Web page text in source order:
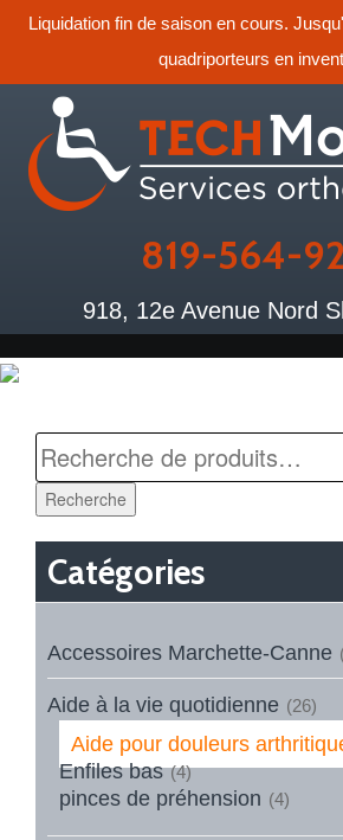
Liquidation fin de saison en cours.
quadriporteurs en
819-564-
918, 12e Avenue Nord
Recherche
Catégories
Accessoires Marchette-Canne
Aide à la vie quotidienne (26)
Aide pour douleurs
Enfiles bas (4)
pinces de préhension (4)